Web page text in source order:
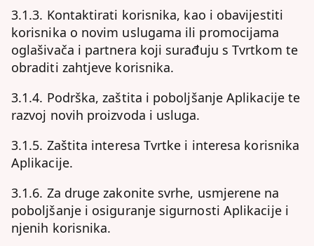
3.1.3. Kontaktirati korisnika, kao i obavijestiti
korisnika o novim uslugama ili promocijama
oglašivača i partnera koji surađuju s Tvrtkom te
obraditi zahtjeve korisnika.
3.1.4. Podrška, zaštita i poboljšanje Aplikacije te
razvoj novih proizvoda i usluga.
3.1.5. Zaštita interesa Tvrtke i interesa korisnika
Aplikacije.
3.1.6. Za druge zakonite svrhe, usmjerene na
poboljšanje i osiguranje sigurnosti Aplikacije i
njenih korisnika.